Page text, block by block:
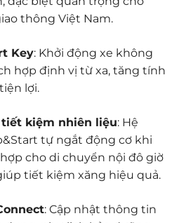
thông Việt Nam.
Key: Khởi động xe không
hợp định vị từ xa, tăng tính
lợi.
kiệm nhiên liệu: Hệ
tự ngắt động cơ khi
cho di chuyển nội đô giờ
tiết kiệm xăng hiệu quả.
: Cập nhật thông tin